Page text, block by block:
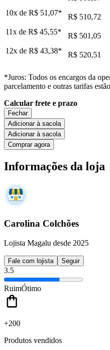
10x de R$ 51,07*
R$ 510,72
11x de R$ 45,55*
R$ 501,05
12x de R$ 43,38* R$ 520,51
*Juros: Todos os encargos da
parcelamento e outras tarifas
Calcular frete e prazo
Fechar
Adicionar à sacola
Adicionar à sacola
Comprar agora
Informações da loja
Carolina Colchões
Lojista Magalu desde 2025
Fale com lojista Seguir
3.5
RuimÓtimo
+200
Produtos vendidos